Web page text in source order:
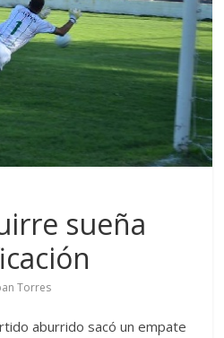
sueña
Torres
aburrido sacó un empate